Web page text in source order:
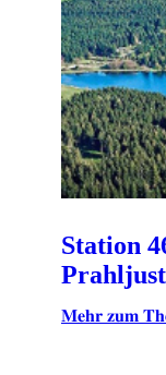
Station
𝐌𝐞𝐡𝐫 𝐳𝐮𝐦